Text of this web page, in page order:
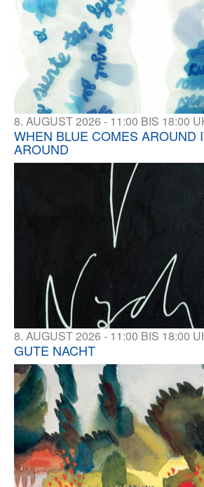
8. AUGUST 2026 - 11:00 BIS 18:00
WHEN BLUE COMES AROUND
AROUND
8. AUGUST 2026 - 11:00 BIS 18:00
GUTE NACHT